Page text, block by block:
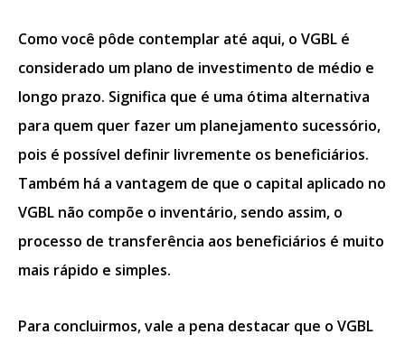
Como você pôde contemplar até aqui, o VGBL é
considerado um plano de investimento de médio e
longo prazo. Significa que é uma ótima alternativa
para quem quer fazer um planejamento sucessório,
pois é possível definir livremente os beneficiários.
Também há a vantagem de que o capital aplicado no
VGBL não compõe o inventário, sendo assim, o
processo de transferência aos beneficiários é muito
mais rápido e simples.
Para concluirmos, vale a pena destacar que o VGBL